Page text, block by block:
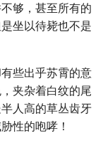
够，甚至所有的
坐以待毙也不是
些出乎苏霄的意
夹杂着白纹的尾
人高的草丛齿牙
性的咆哮！